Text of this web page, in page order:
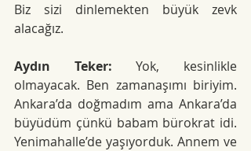
Biz sizi dinlemekten büyük zevk
alacağız.
Aydın Teker: Yok, kesinlikle
olmayacak. Ben zamanaşımı biriyim.
Ankara’da doğmadım ama Ankara’da
büyüdüm çünkü babam bürokrat idi.
Yenimahalle’de yaşıyorduk. Annem ve